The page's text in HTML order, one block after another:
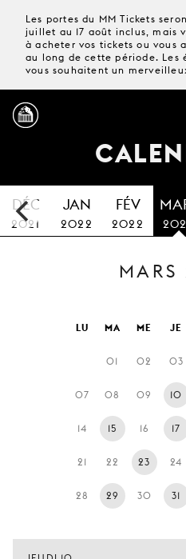
Les portes du MM Tickets
juillet au 17 août inclus, mais
à acheter vos tickets ou vous
au long de cette période. Les
vous souhaitent un
DÉC
2021
JAN
2022
FÉV
2022
LU MA ME JE
01 02 03
07 08 09 10
14 15 16 17
21 22 23 24
28 29 30 31